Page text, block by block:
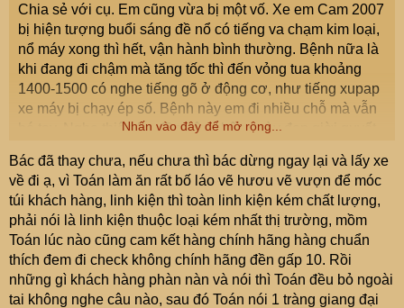
Chia sẻ với cụ. Em cũng vừa bị một vố. Xe em Cam 2007
bị hiện tượng buổi sáng đề nổ có tiếng va chạm kim loại,
nổ máy xong thì hết, vận hành bình thường. Bệnh nữa là
khi đang đi chậm mà tăng tốc thì đến vỏng tua khoảng
1400-1500 có nghe tiếng gõ ở động cơ, như tiếng xupap
xe máy bị chạy ép số. Bệnh này em đi nhiều chỗ mà vẫn
bó tay. Nghe thiên hạ đồn nên nhân ngày đẹp giời quyết
bảo anh để đây, mai cho anh em kiểm tra kỹ hơn.
Hai hôm sau em nhận được danh mục khoảng 30 thứ
cần thay và danh mục tiền công cho việc thay một số thứ
trong danh mục đó, với số tiền khoảng hơn 1/3 giá trị xe
của em. Em sẽ đưa ảnh bộ phận hỏng gây ra tiếng kêu
lúc đề nổ và danh mục lên để các bác xem.
Đây là bộ phận bị hỏng
Nhấn vào đây để mở rộng...
Bác đã thay chưa, nếu chưa thì bác dừng ngay lại và lấy xe
về đi ạ, vì Toán làm ăn rất bố láo vẽ hươu vẽ vượn để móc
túi khách hàng, linh kiện thì toàn linh kiện kém chất lượng,
phải nói là linh kiện thuộc loại kém nhất thị trường, mồm
Toán lúc nào cũng cam kết hàng chính hãng hàng chuẩn
thích đem đi check không chính hãng đền gấp 10. Rồi
những gì khách hàng phàn nàn và nói thì Toán đều bỏ ngoài
tai không nghe câu nào, sau đó Toán nói 1 tràng giang đại